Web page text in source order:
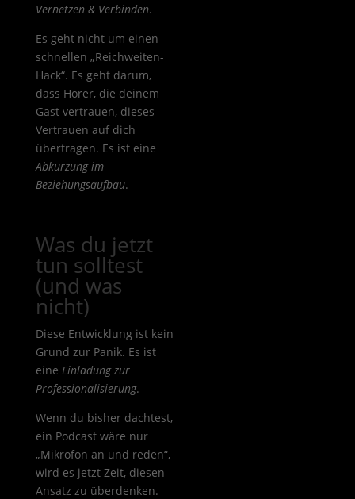
Vernetzen & Verbinden.
Es geht nicht um einen
schnellen „Reichweiten-
Hack“. Es geht darum,
dass Hörer, die deinem
Gast vertrauen, dieses
Vertrauen auf dich
übertragen. Es ist eine
Abkürzung im
Beziehungsaufbau.
Was du jetzt
tun solltest
(und was
nicht)
Diese Entwicklung ist kein
Grund zur Panik. Es ist
eine Einladung zur
Professionalisierung.
Wenn du bisher dachtest,
ein Podcast wäre nur
„Mikrofon an und reden“,
wird es jetzt Zeit, diesen
Ansatz zu überdenken.